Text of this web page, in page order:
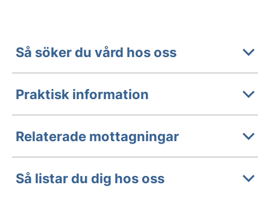
Så söker du vård hos oss
Praktisk information
Relaterade mottagningar
Så listar du dig hos oss